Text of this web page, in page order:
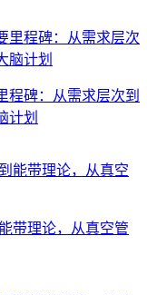
程碑：从需求层次到
计划
带理论，从真空管